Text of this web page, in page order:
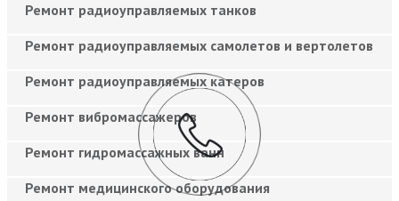
Ремонт радиоуправляемых танков
Ремонт радиоуправляемых самолетов и вертолетов
Ремонт радиоуправляемых катеров
Ремонт вибромассажеров
Ремонт гидромассажных ванн
Ремонт медицинского оборудования